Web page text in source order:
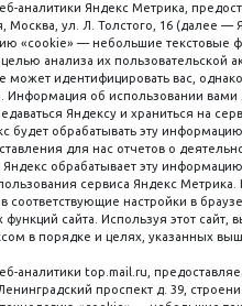
аналитики Яндекс Метрика,
Москва, ул. Л. Толстого, 16 (далее —
«cookie» — небольшие
анализа их пользовательской
идентифицировать вас,
Информация об использовании вами
Яндексу и храниться на
будет обрабатывать эту
для нас отчетов о
Яндекс обрабатывает эту
сервиса Яндекс
соответствующие настройки в
сайта. Используя этот сайт,
в порядке и целях, указанных
аналитики top.mail.ru,
проспект д. 39,